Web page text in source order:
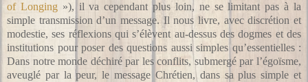
of Longing »), il va cependant plus loin, ne se limitant pas à la
simple transmission d’un message. Il nous livre, avec discrétion et
modestie, ses réflexions qui s’élèvent au-dessus des dogmes et des
institutions pour poser des questions aussi simples qu’essentielles :
Dans notre monde déchiré par les conflits, submergé par l’égoïsme,
aveuglé par la peur, le message Chrétien, dans sa plus simple et